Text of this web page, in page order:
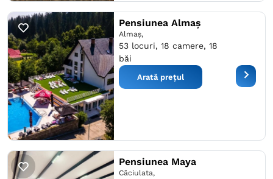
Pensiunea Almaș
Almaş,
53 locuri, 18 camere, 18
băi
Arată prețul
Pensiunea Maya
Căciulata,